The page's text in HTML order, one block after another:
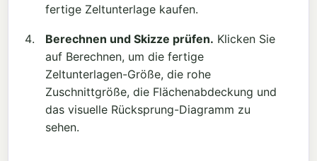
fertige Zeltunterlage kaufen.
Berechnen und Skizze prüfen. Klicken Sie
auf Berechnen, um die fertige
Zeltunterlagen-Größe, die rohe
Zuschnittgröße, die Flächenabdeckung und
das visuelle Rücksprung-Diagramm zu
sehen.